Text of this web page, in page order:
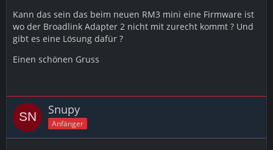
Kann das sein das beim neuen RM3 mini eine Firmware ist
wo der Broadlink Adapter 2 nicht mit zurecht kommt ? Und
gibt es eine Lösung dafür ?
Einen schönen Gruss
Snupy
Anfänger